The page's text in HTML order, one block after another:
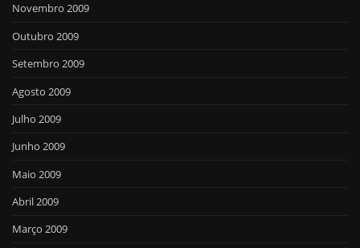
Novembro 2009
Outubro 2009
Setembro 2009
Agosto 2009
Julho 2009
Junho 2009
Maio 2009
Abril 2009
Março 2009